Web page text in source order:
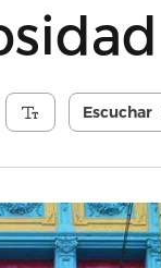
Escuchar